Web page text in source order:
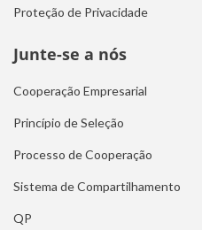
Proteção de Privacidade
Junte-se a nós
Cooperação Empresarial
Princípio de Seleção
Processo de Cooperação
Sistema de Compartilhamento
QP